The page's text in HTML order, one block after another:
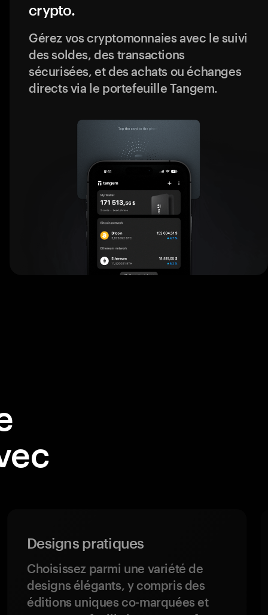
crypto.
Gérez vos cryptomonnaies avec le suivi
des soldes, des transactions
sécurisées, et des achats ou échanges
directs via le portefeuille Tangem.
Designs pratiques
Choisissez parmi une variété de
designs élégants, y compris des
éditions uniques co-marquées et